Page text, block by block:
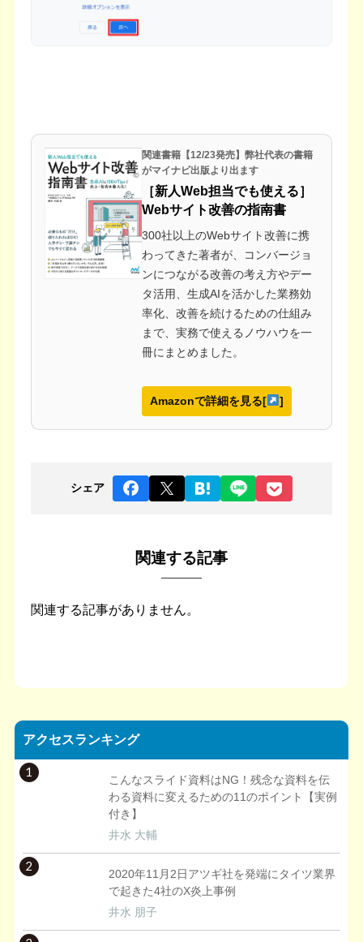
関連書籍【12/23発売】弊社代表の書籍
がマイナビ出版より出ます
［新人Web担当でも使える］
Webサイト改善の指南書
300社以上のWebサイト改善に携
わってきた著者が、コンバージョ
ンにつながる改善の考え方やデー
タ活用、生成AIを活かした業務効
率化、改善を続けるための仕組み
まで、実務で使えるノウハウを一
冊にまとめました。
Amazonで詳細を見る[ ]
シェア
関連する記事
関連する記事がありません。
アクセスランキング
1
こんなスライド資料はNG！残念な資料を伝
わる資料に変えるための11のポイント【実例
付き】
井水 大輔
2
2020年11月2日アツギ社を発端にタイツ業界
で起きた4社のX炎上事例
井水 朋子